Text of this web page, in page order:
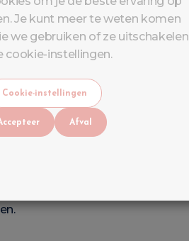
tot bijwerken.
Je kunt meer te weten komen
we gebruiken of ze uitschakelen
cookie-instellingen.
Cookie-instellingen
Afval